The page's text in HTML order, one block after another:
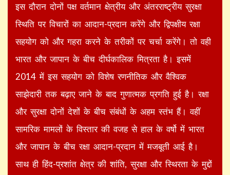
इस दौरान दोनों पक्ष वर्तमान क्षेत्रीय और अंतरराष्ट्रीय सुरक्षा
स्थिति पर विचारों का आदान-प्रदान करेंगे और द्विपक्षीय रक्षा
सहयोग को और गहरा करने के तरीकों पर चर्चा करेंगे। तो वही
भारत और जापान के बीच दीर्घकालिक मित्रता है। इसमें
2014 में इस सहयोग को विशेष रणनीतिक और वैश्विक
साझेदारी तक बढ़ाए जाने के बाद गुणात्मक प्रगति हुई है। रक्षा
और सुरक्षा दोनों देशों के बीच संबंधों के अहम स्तंभ हैं। वहीं
सामरिक मामलों के विस्‍तार की वजह से हाल के वर्षो में भारत
और जापान के बीच रक्षा आदान-प्रदान में मजबूती आई है।
साथ ही हिंद-प्रशांत क्षेत्र की शांति, सुरक्षा और स्थिरता के मुद्दों